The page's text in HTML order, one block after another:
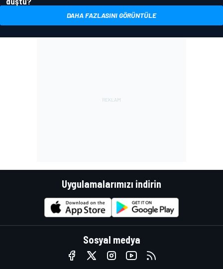
DAHA FAZLASINI GÖRÜNTÜLE
Uygulamalarımızı indirin
Sosyal medya